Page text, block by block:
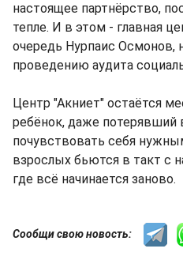
настоящее партнёрство,
тепле. И в этом - главная
очередь Нурпаис Осмонов,
проведению аудита
Центр "Акниет" остаётся
ребёнок, даже потерявший
почувствовать себя
взрослых бьются в такт с
где всё начинается заново.
Сообщи свою новость: